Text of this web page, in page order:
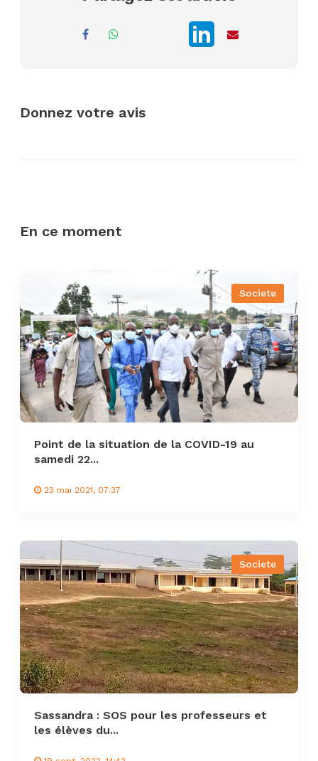
Donnez votre avis
En ce moment
Societe
Point de la situation de la COVID-19 au
samedi 22...
23 mai 2021, 07:37
Societe
Sassandra : SOS pour les professeurs et
les élèves du...